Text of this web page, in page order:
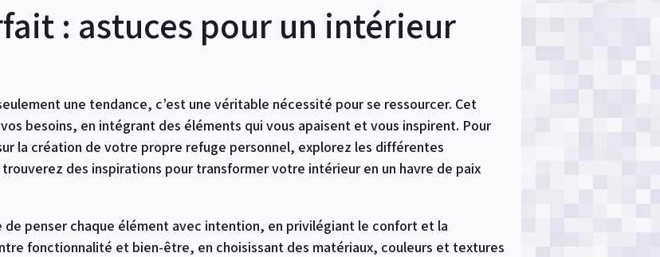
: astuces pour un intérieur
une tendance, c’est une véritable nécessité pour se ressourcer. Cet
besoins, en intégrant des éléments qui vous apaisent et vous inspirent. Pour
la création de votre propre refuge personnel, explorez les différentes
trouverez des inspirations pour transformer votre intérieur en un havre de paix
penser chaque élément avec intention, en privilégiant le confort et la
fonctionnalité et bien-être, en choisissant des matériaux, couleurs et textures